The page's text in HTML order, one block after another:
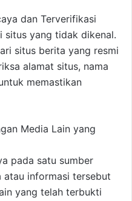
dan Terverifikasi
situs yang tidak dikenal.
situs berita yang resmi
alamat situs, nama
memastikan
Media Lain yang
pada satu sumber
atau informasi tersebut
yang telah terbukti